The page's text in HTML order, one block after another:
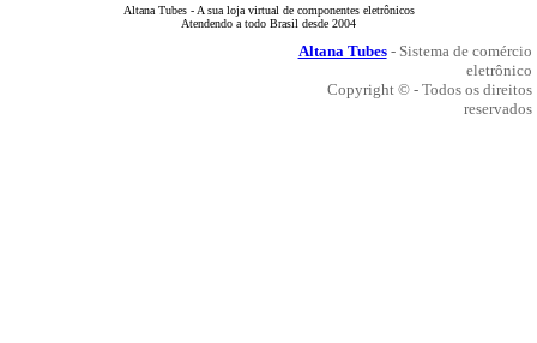
Altana Tubes - A sua loja virtual de componentes eletrônicos
Atendendo a todo Brasil desde 2004
Altana Tubes- Sistema de comércio
eletrônico
Copyright © - Todos os direitos
reservados